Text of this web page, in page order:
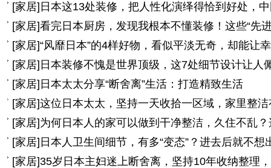
[家居] 日本这13处装修，把人性化演绎得恰到好处，
[家居]看完日本厨房，发现我根本不懂装修！这些“先
[家居]“风靡日本”的4样好物，看似平淡无奇，却能让
[家居] 日本装修不愧是世界顶级，这7处细节设计让人
[家居] 日本太太分享“断舍离”生活：打造精致生活
[家居]这位日本太太，坚持一天收拾一区域，家里整
[家居]为何日本人的家可以做到干净整洁，久住不乱
[家居] 日本人卫生间细节，有多“变态”？进去后就不想
[家居]35岁日本主妇迷上断舍离，坚持10年收纳整理